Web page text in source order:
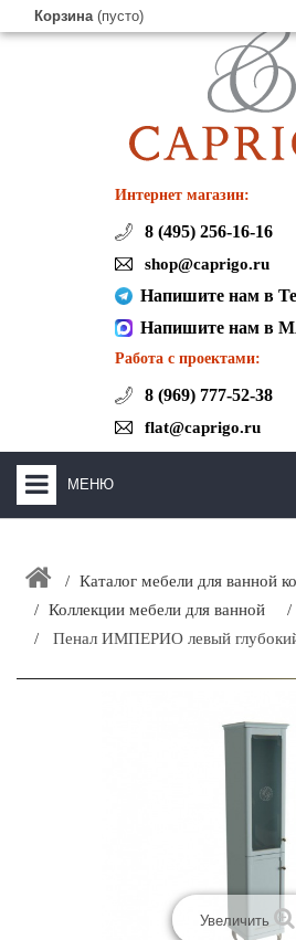
Корзина (пусто)
Интернет магазин:
8 (495) 256-16-16
shop@caprigo.ru
Напишите нам в
Напишите нам в
Работа с проектами:
8 (969) 777-52-38
flat@caprigo.ru
МЕНЮ
ЗАКАЗАТЬ РАСЧЕТ КУХНИ CAPRIGO
Каталог мебели для ванной
Коллекции мебели для ванной
Пенал ИМПЕРИО левый
Увеличить